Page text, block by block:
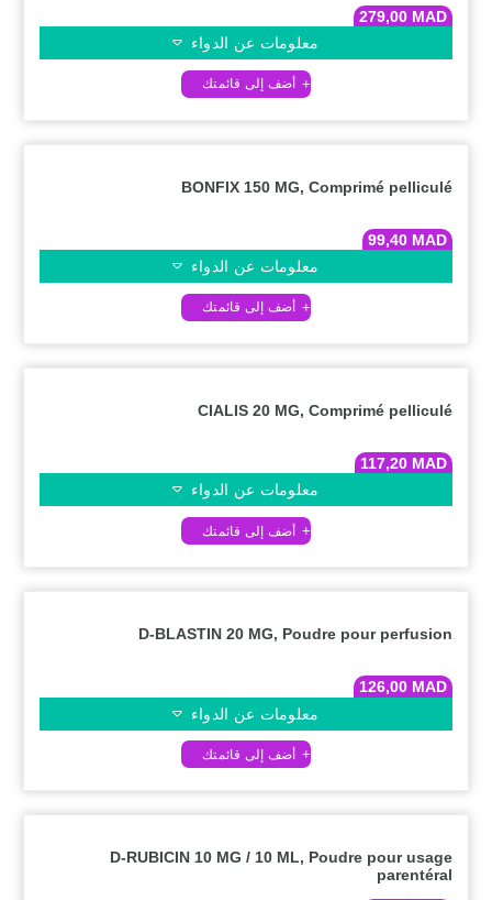
279,00 MAD
معلومات عن الدواء
BONFIX 150 MG, Comprimé pelliculé
99,40 MAD
معلومات عن الدواء
CIALIS 20 MG, Comprimé pelliculé
117,20 MAD
معلومات عن الدواء
D-BLASTIN 20 MG, Poudre pour perfusion
126,00 MAD
معلومات عن الدواء
D-RUBICIN 10 MG / 10 ML, Poudre pour usage
parentéral